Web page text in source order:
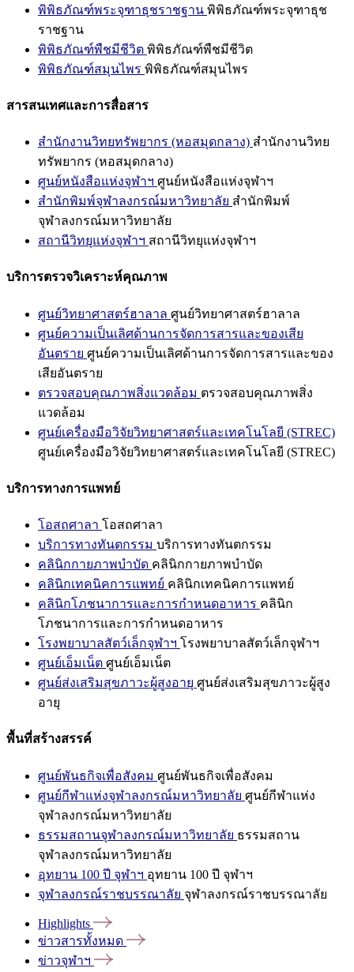
พิพิธภัณฑ์พระจุฑาธุชราชฐาน พิพิธภัณฑ์พระจุฑาธุช
ราชฐาน
พิพิธภัณฑ์พืชมีชีวิต พิพิธภัณฑ์พืชมีชีวิต
พิพิธภัณฑ์สมุนไพร พิพิธภัณฑ์สมุนไพร
สารสนเทศและการสื่อสาร
สำนักงานวิทยทรัพยากร (หอสมุดกลาง) สำนักงานวิทย
ทรัพยากร (หอสมุดกลาง)
ศูนย์หนังสือแห่งจุฬาฯ ศูนย์หนังสือแห่งจุฬาฯ
สำนักพิมพ์จุฬาลงกรณ์มหาวิทยาลัย สำนักพิมพ์
จุฬาลงกรณ์มหาวิทยาลัย
สถานีวิทยุแห่งจุฬาฯ สถานีวิทยุแห่งจุฬาฯ
บริการตรวจวิเคราะห์คุณภาพ
ศูนย์วิทยาศาสตร์ฮาลาล ศูนย์วิทยาศาสตร์ฮาลาล
ศูนย์ความเป็นเลิศด้านการจัดการสารและของเสีย
อันตราย ศูนย์ความเป็นเลิศด้านการจัดการสารและของ
เสียอันตราย
ตรวจสอบคุณภาพสิ่งแวดล้อม ตรวจสอบคุณภาพสิ่ง
แวดล้อม
ศูนย์เครื่องมือวิจัยวิทยาศาสตร์และเทคโนโลยี (STREC)
ศูนย์เครื่องมือวิจัยวิทยาศาสตร์และเทคโนโลยี (STREC)
บริการทางการแพทย์
โอสถศาลา โอสถศาลา
บริการทางทันตกรรม บริการทางทันตกรรม
คลินิกกายภาพบำบัด คลินิกกายภาพบำบัด
คลินิกเทคนิคการแพทย์ คลินิกเทคนิคการแพทย์
คลินิกโภชนาการและการกำหนดอาหาร คลินิก
โภชนาการและการกำหนดอาหาร
โรงพยาบาลสัตว์เล็กจุฬาฯ โรงพยาบาลสัตว์เล็กจุฬาฯ
ศูนย์เอ็มเน็ต ศูนย์เอ็มเน็ต
ศูนย์ส่งเสริมสุขภาวะผู้สูงอายุ ศูนย์ส่งเสริมสุขภาวะผู้สูง
อายุ
พื้นที่สร้างสรรค์
ศูนย์พันธกิจเพื่อสังคม ศูนย์พันธกิจเพื่อสังคม
ศูนย์กีฬาแห่งจุฬาลงกรณ์มหาวิทยาลัย ศูนย์กีฬาแห่ง
จุฬาลงกรณ์มหาวิทยาลัย
ธรรมสถานจุฬาลงกรณ์มหาวิทยาลัย ธรรมสถาน
จุฬาลงกรณ์มหาวิทยาลัย
อุทยาน 100 ปี จุฬาฯ อุทยาน 100 ปี จุฬาฯ
จุฬาลงกรณ์ราชบรรณาลัย จุฬาลงกรณ์ราชบรรณาลัย
Highlights
ข่าวสารทั้งหมด
ข่าวจุฬาฯ